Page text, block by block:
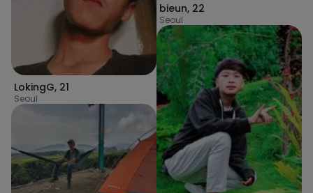
LokingG, 21
Seoul
bieun, 22
Seoul